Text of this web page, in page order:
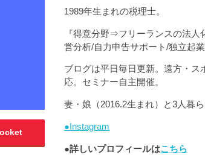
1989年生まれの税理士。
『得意分野⇒フリーランスの法人
営分析/自力申告サポート/独立起業
ブログは平日毎日更新。遠方・ス
応。セミナー自主開催。
妻・娘（2016.2生まれ）と3人暮ら
●Instagram
●詳しいプロフィールはこちら